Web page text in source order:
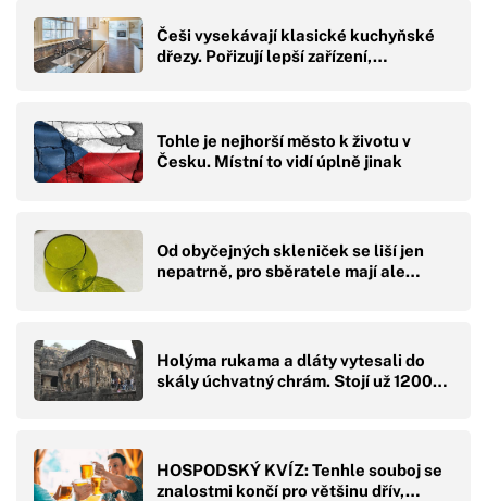
Češi vysekávají klasické kuchyňské
dřezy. Pořizují lepší zařízení,…
Tohle je nejhorší město k životu v
Česku. Místní to vidí úplně jinak
Od obyčejných skleniček se liší jen
nepatrně, pro sběratele mají ale…
Holýma rukama a dláty vytesali do
skály úchvatný chrám. Stojí už 1200…
HOSPODSKÝ KVÍZ: Tenhle souboj se
znalostmi končí pro většinu dřív,…